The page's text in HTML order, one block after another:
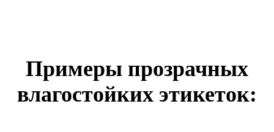
Примеры прозрачных
влагостойких этикеток: